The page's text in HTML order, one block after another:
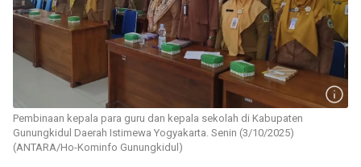
Pembinaan kepala para guru dan kepala sekolah di Kabupaten
Gunungkidul Daerah Istimewa Yogyakarta. Senin (3/10/2025)
(ANTARA/Ho-Kominfo Gunungkidul)